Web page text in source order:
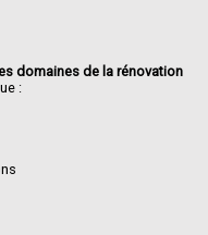
domaines de la rénovation
: